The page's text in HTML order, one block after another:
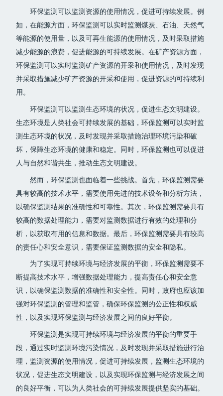
环保监测可以监测资源的使用情况，促进可持续发展。例
如，在能源方面，环保监测可以实时监测煤炭、石油、天然气
等能源的使用量，以及可再生能源的使用情况，及时采取措施
减少能源的浪费，促进能源的可持续发展。在矿产资源方面，
环保监测可以实时监测矿产资源的开采和使用情况，及时发现
并采取措施减少矿产资源的开采和使用，促进资源的可持续利
用。
环保监测可以监测生态环境的状况，促进生态文明建设。
生态环境是人类社会可持续发展的基础，环保监测可以实时监
测生态环境的状况，及时发现并采取措施治理环境污染和破
坏，保障生态环境的健康和稳定。同时，环保监测也可以促进
人与自然和谐共生，推动生态文明建设。
然而，环保监测也面临着一些挑战。首先，环保监测需要
具有较高的技术水平，需要使用先进的技术设备和分析方法，
以确保监测结果的准确性和可靠性。其次，环保监测需要具有
较高的数据处理能力，需要对监测数据进行有效的处理和分
析，以获取有用的信息和数据。最后，环保监测需要具有较高
的责任心和安全意识，需要保证监测数据的安全和隐私。
为了实现可持续环境与经济发展的平衡，环保监测需要不
断提高技术水平，增强数据处理能力，提高责任心和安全意
识，以确保监测数据的准确性和安全性。同时，政府也应该加
强对环保监测的管理和监管，确保环保监测的公正性和权威
性，以及实现环保监测与经济发展之间的良好平衡。
环保监测是实现可持续环境与经济发展的平衡的重要手
段，通过实时监测环境污染情况，及时发现并采取措施进行治
理，监测资源的使用情况，促进可持续发展，监测生态环境的
状况，促进生态文明建设，以及实现环保监测与经济发展之间
的良好平衡，可以为人类社会的可持续发展提供坚实的基础。